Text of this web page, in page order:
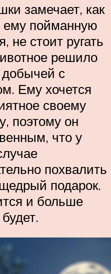
замечает, как
ему пойманную
стоит ругать
решило
добычей с
Ему хочется
своему
поэтому он
что у
похвалить
подарок.
и больше